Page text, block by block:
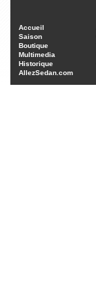
Accueil
Saison
Boutique
Multimedia
Historique
AllezSedan.com